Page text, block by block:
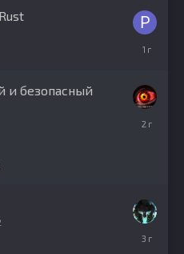
ноября,
и безопасный
октября,
мая,